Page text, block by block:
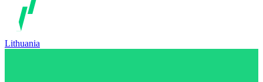
Lithuania